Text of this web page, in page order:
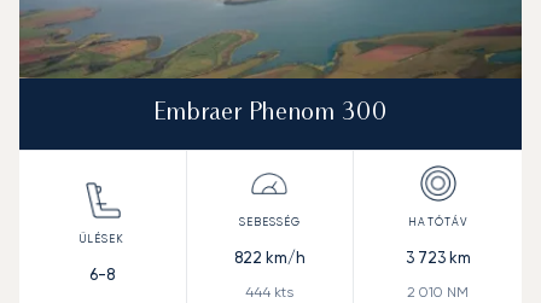
Embraer Phenom 300
6-8
822 km/h
444 kts
3 723km
2 010 NM